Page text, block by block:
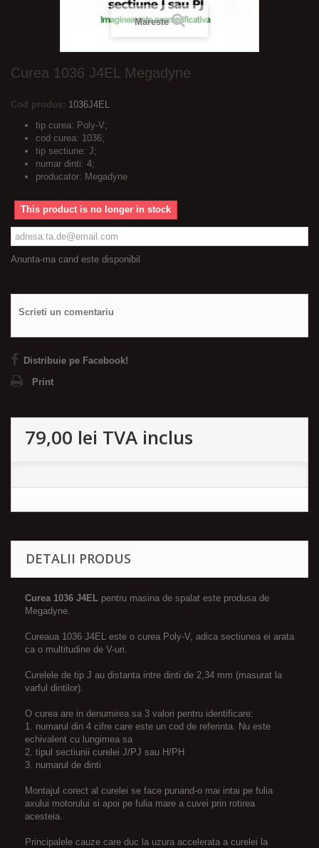
Mareste
Curea 1036 J4EL Megadyne
Cod produs: 1036J4EL
tip curea: Poly-V;
cod curea: 1036;
tip sectiune: J;
numar dinti: 4;
producator: Megadyne
This product is no longer in stock
Anunta-ma cand este disponibil
Scrieti un comentariu
Distribuie pe Facebook!
Print
79,00 lei TVA inclus
DETALII PRODUS
Curea 1036 J4EL pentru masina de spalat este produsa de
Megadyne.
Cureaua 1036 J4EL este o curea Poly-V, adica sectiunea ei arata
ca o multitudine de V-uri.
Curelele de tip J au distanta intre dinti de 2,34 mm (masurat la
varful dintilor).
O curea are in denumirea sa 3 valori pentru identificare:
1. numarul din 4 cifre care este un cod de referinta. Nu este
echivalent cu lungimea sa
2. tipul sectiunii curelei J/PJ sau H/PH
3. numarul de dinti
Montajul corect al curelei se face punand-o mai intai pe fulia
axului motorului si apoi pe fulia mare a cuvei prin rotirea
acesteia.
Principalele cauze care duc la uzura accelerata a curelei la